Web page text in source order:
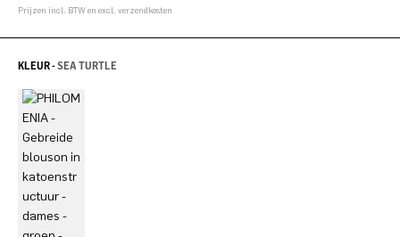
Prijzen incl. BTW en excl. verzendkosten
KLEUR -SEA TURTLE